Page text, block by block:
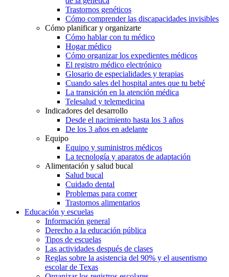
Trastornos genéticos
Cómo comprender las discapacidades invisibles
Cómo planificar y organizarte
Cómo hablar con tu médico
Hogar médico
Cómo organizar los expedientes médicos
El registro médico electrónico
Glosario de especialidades y terapias
Cuando sales del hospital antes que tu bebé
La transición en la atención médica
Telesalud y telemedicina
Indicadores del desarrollo
Desde el nacimiento hasta los 3 años
De los 3 años en adelante
Equipo
Equipo y suministros médicos
La tecnología y aparatos de adaptación
Alimentación y salud bucal
Salud bucal
Cuidado dental
Problemas para comer
Trastornos alimentarios
Educación y escuelas
Información general
Derecho a la educación pública
Tipos de escuelas
Las actividades después de clases
Reglas sobre la asistencia del 90% y el ausentismo
escolar de Texas